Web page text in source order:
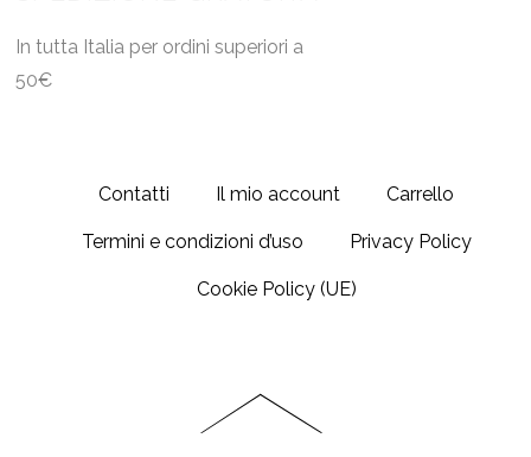
In tutta Italia per ordini superiori a
50€
Contatti Il mio account Carrello
Termini e condizioni d’uso Privacy Policy
Cookie Policy (UE)